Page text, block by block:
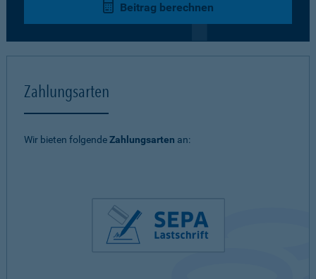
Beitrag berechnen
Zahlungsarten
Wir bieten folgendeZahlungsarten an: